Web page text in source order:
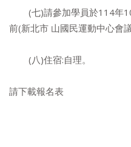
(七)請參加學員於114年
前(新北市 山國民運動中心會
(八)住宿:自理。
請下載報名表